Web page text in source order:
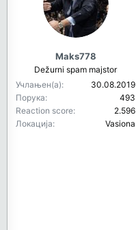
Maks778
Dežurni spam majstor
Учлањен(а)
30.08.2019
Порука
493
Reaction score
2.596
Локација
Vasiona